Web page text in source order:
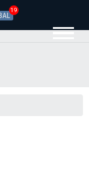
19